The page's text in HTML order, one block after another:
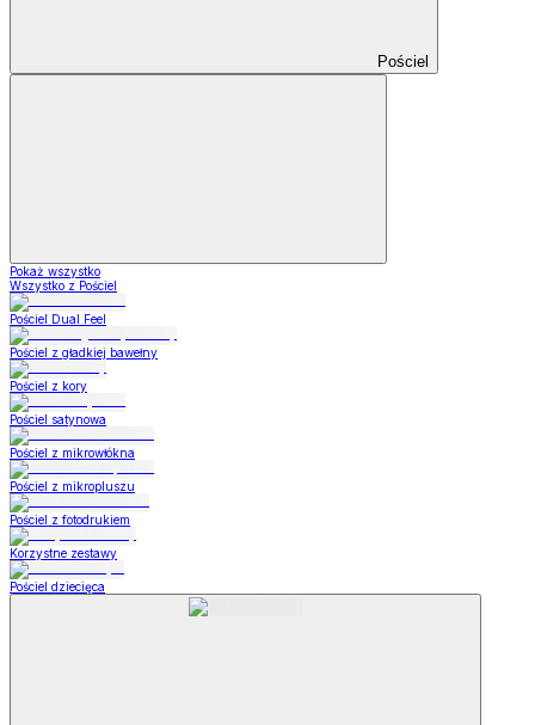
Pościel
Pokaż wszystko
Wszystko z Pościel
Pościel Dual Feel
Pościel z gładkiej bawełny
Pościel z kory
Pościel satynowa
Pościel z mikrowłókna
Pościel z mikropluszu
Pościel z fotodrukiem
Korzystne zestawy
Pościel dziecięca